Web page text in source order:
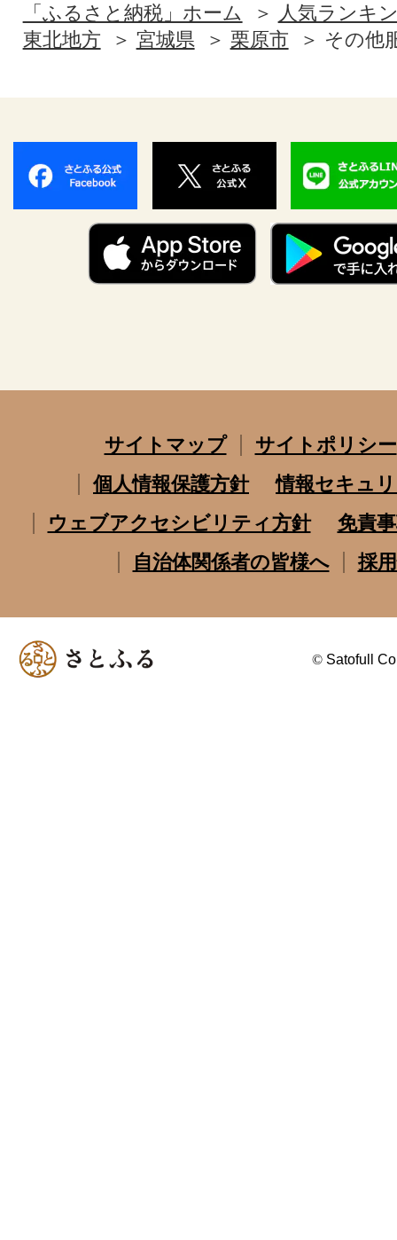
「ふるさと納税」ホーム
人気ランキ
東北地方
宮城県 栗原市 その他
サイトマップ
サイトポリシー
個人情報保護方針
情報セキュ
ウェブアクセシビリティ方針
免責
自治体関係者の皆様へ
採
© Satofull